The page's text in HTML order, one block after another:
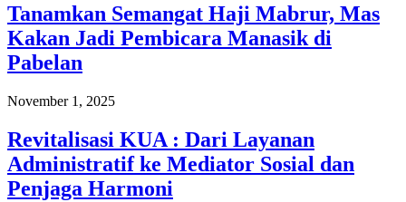
Tanamkan Semangat Haji Mabrur, Mas
Kakan Jadi Pembicara Manasik di
Pabelan
November 1, 2025
Revitalisasi KUA : Dari Layanan
Administratif ke Mediator Sosial dan
Penjaga Harmoni